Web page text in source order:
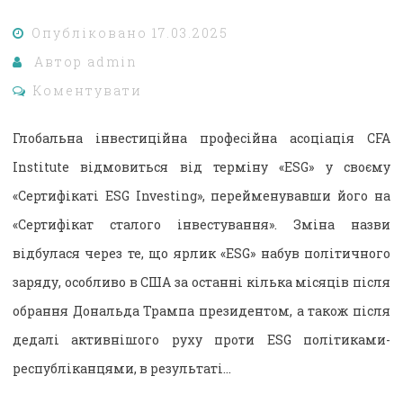
Опубліковано 17.03.2025
Автор admin
Коментувати
Глобальна інвестиційна професійна асоціація CFA
Institute відмовиться від терміну «ESG» у своєму
«Сертифікаті ESG Investing», перейменувавши його на
«Сертифікат сталого інвестування». Зміна назви
відбулася через те, що ярлик «ESG» набув політичного
заряду, особливо в США за останні кілька місяців після
обрання Дональда Трампа президентом, а також після
дедалі активнішого руху проти ESG політиками-
республіканцями, в результаті…